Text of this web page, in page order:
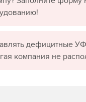
дефицитные
компания не